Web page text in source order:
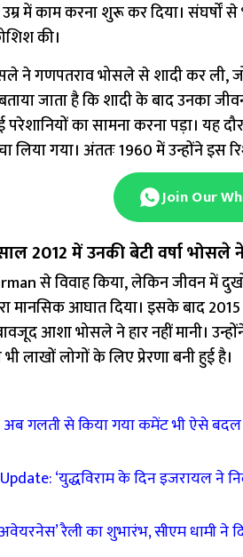
में काम करना शुरू कर दिया।
की।
ने गणपतराव भोसले से शादी कर ली,
जाता है कि शादी के बाद उनका
का सामना करना पड़ा। यह
लिया गया। अंततः 1960 में उन्होंने इस
Join Our
2012 में उनकी बेटी वर्षा भोसले
से विवाह किया, लेकिन जीवन में
मानसिक आघात दिया। इसके बाद
आशा भोसले ने हार नहीं मानी।
लाखों लोगों के लिए प्रेरणा बनी हुई है।
गलती से किया गया कमेंट भी ऐसे
‘युद्धविराम के दिन इजरायल ने
रैली का शुभारंभ, सीएम धामी ने